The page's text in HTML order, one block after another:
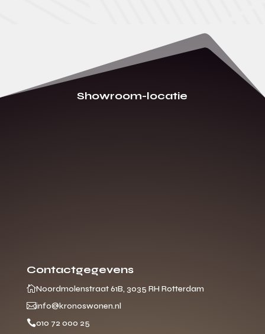
Showroom-locatie
Contactgegevens
Noordmolenstraat 61B, 3035 RH Rotterdam
info@kronoswonen.nl
010 72 000 25